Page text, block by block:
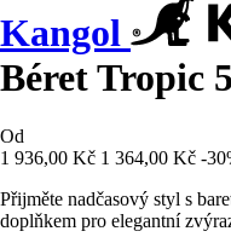
Kangol
Béret Tropic
Od
1 936,00 Kč 1 364,00 Kč -
Přijměte nadčasový styl s
doplňkem pro elegantní